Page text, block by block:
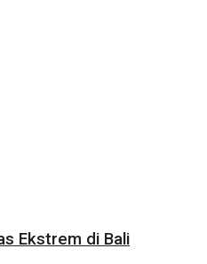
Ekstrem di Bali